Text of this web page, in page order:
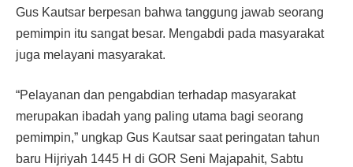
Gus Kautsar berpesan bahwa tanggung jawab seorang
pemimpin itu sangat besar. Mengabdi pada masyarakat
juga melayani masyarakat.
“Pelayanan dan pengabdian terhadap masyarakat
merupakan ibadah yang paling utama bagi seorang
pemimpin,” ungkap Gus Kautsar saat peringatan tahun
baru Hijriyah 1445 H di GOR Seni Majapahit, Sabtu